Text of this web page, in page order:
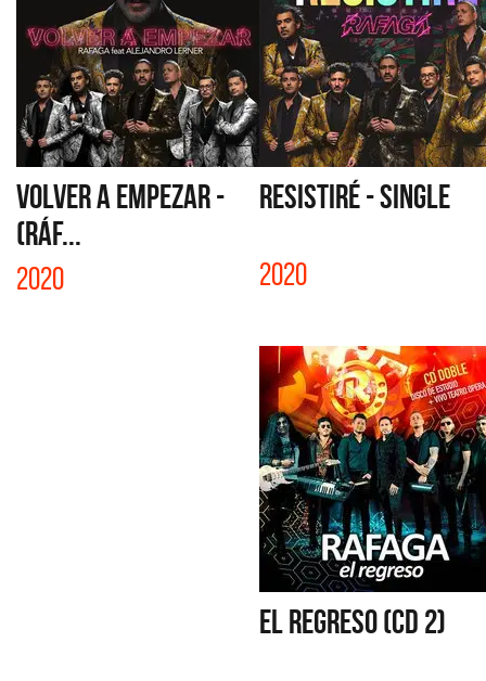
VOLVER A EMPEZAR -
(RÁF...
2020
RESISTIRÉ - SINGLE
2020
EL REGRESO (CD 2)